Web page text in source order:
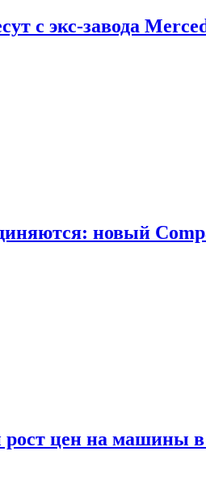
с экс-завода
новый
рост цен на машины